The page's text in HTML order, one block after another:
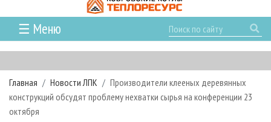
☰ Меню
ГЛАВНАЯ
РУБРИКИ И ТЕМЫ
РУБРИКИ ЖУРНАЛА
ЛЕСНОЕ ХОЗЯЙСТВО
НОВОСТИ
КАЛЕНДАРЬ СОБЫТИЙ
ПРОЕКТЫ ЛПИ
Главная Новости ЛПК
Производители клееных деревянных
конструкций обсудят проблему нехватки сырья на конференции 23
октября